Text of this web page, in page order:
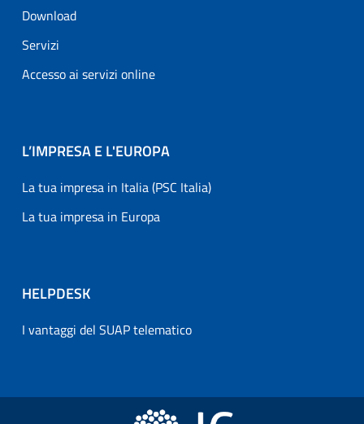
Download
Servizi
Accesso ai servizi online
L’IMPRESA E L'EUROPA
La tua impresa in Italia (PSC Italia)
La tua impresa in Europa
HELPDESK
I vantaggi del SUAP telematico